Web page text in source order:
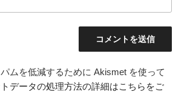
ムを低減するために Akismet を使って
データの処理方法の詳細はこちらをご